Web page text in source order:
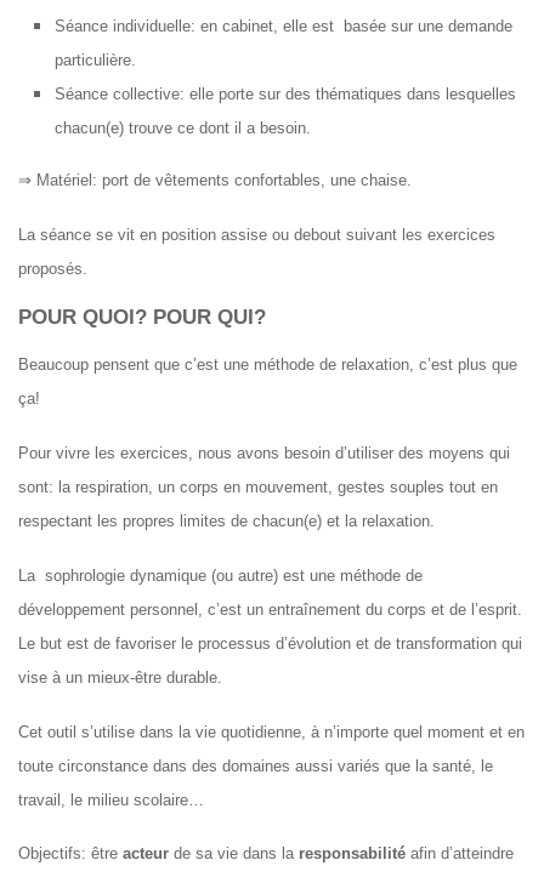
Séance individuelle: en cabinet, elle est basée sur une demande
particulière.
Séance collective: elle porte sur des thématiques dans lesquelles
chacun(e) trouve ce dont il a besoin.
⇒ Matériel: port de vêtements confortables, une chaise.
La séance se vit en position assise ou debout suivant les exercices
proposés.
POUR QUOI? POUR QUI?
Beaucoup pensent que c’est une méthode de relaxation, c’est plus que
ça!
Pour vivre les exercices, nous avons besoin d’utiliser des moyens qui
sont: la respiration, un corps en mouvement, gestes souples tout en
respectant les propres limites de chacun(e) et la relaxation.
La sophrologie dynamique (ou autre) est une méthode de
développement personnel, c’est un entraînement du corps et de l’esprit.
Le but est de favoriser le processus d’évolution et de transformation qui
vise à un mieux-être durable.
Cet outil s’utilise dans la vie quotidienne, à n’importe quel moment et en
toute circonstance dans des domaines aussi variés que la santé, le
travail, le milieu scolaire…
Objectifs: être acteur de sa vie dans la responsabilité afin d’atteindre